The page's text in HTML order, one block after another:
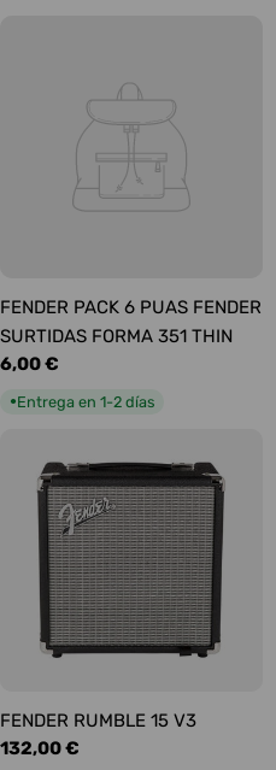
FENDER PACK 6 PUAS FENDER
SURTIDAS FORMA 351 THIN
Precio
6,00 €
●Entrega en 1-2 días
FENDER RUMBLE 15 V3
Precio
132,00 €